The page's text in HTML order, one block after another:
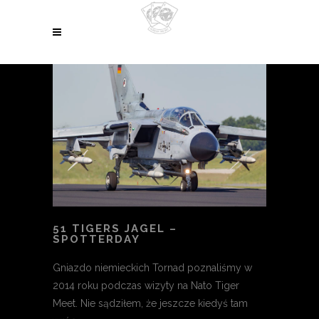
51 TIGERS JAGEL –
SPOTTERDAY
Gniazdo niemieckich Tornad poznaliśmy w
2014 roku podczas wizyty na Nato Tiger
Meet. Nie sądziłem, że jeszcze kiedyś tam